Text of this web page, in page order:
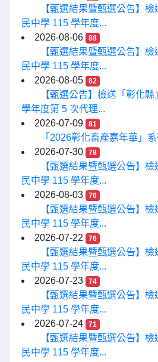
【甄選結果暨甄選公告】
民中學 115 學年度...
2026-08-06
88
【甄選結果暨甄選公告】
民中學 115 學年度...
2026-08-05
82
【甄選公告】檢送「彰化
學年度第 5 次代理...
2026-07-09
81
「2026彰化畜產嘉年華」
2026-07-30
78
【甄選結果暨甄選公告】
民中學 115 學年度...
2026-08-03
76
【甄選結果暨甄選公告】
民中學 115 學年度...
2026-07-22
76
【甄選結果暨甄選公告】
民中學 115 學年度...
2026-07-23
74
【甄選結果暨甄選公告】
民中學 115 學年度...
2026-07-24
71
【甄選結果暨甄選公告】
民中學 115 學年度...